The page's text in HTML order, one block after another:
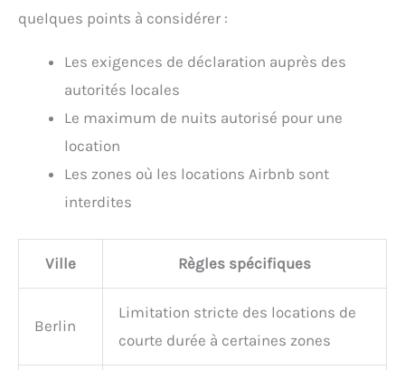
quelques points à considérer :
Les exigences de déclaration auprès des
autorités locales
Le maximum de nuits autorisé pour une
location
Les zones où les locations Airbnb sont
interdites
Ville Règles spécifiques
Berlin
Limitation stricte des locations de
courte durée à certaines zones